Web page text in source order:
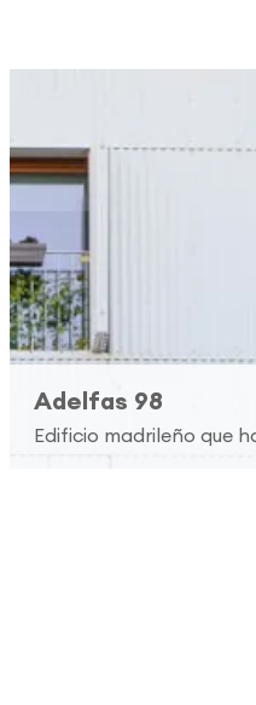
Adelfas 98
Edificio madrileño que